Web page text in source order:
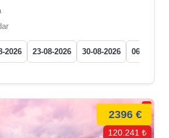
2026 23-08-2026 30-08-2026 06-09-
2396 €
120.241 ₺